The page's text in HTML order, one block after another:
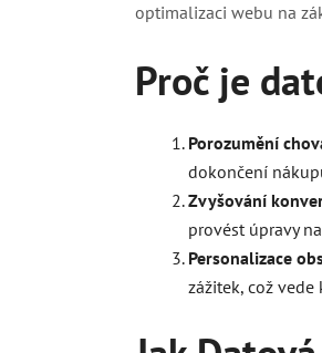
optimalizaci webu na
Proč je
Porozumění
dokončení
Zvyšování
provést úpravy
Personalizace
zážitek, což